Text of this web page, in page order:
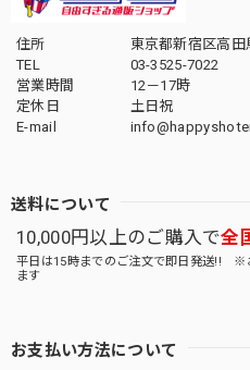
住所
東京都新宿区高
TEL
03-3525-7022
営業時間
12－17時
定休日
土日祝
E-mail
送料について
10,000円以上のご購入で全
平日は15時までのご注文で即日発送!! ※
ます
お支払い方法について